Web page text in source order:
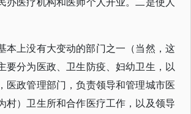
本上没有大变动的部门之一（当然，这
要分为医政、卫生防疫、妇幼卫生，以
医政管理部门，负责领导和管理城市医
村）卫生所和合作医疗工作，以及领导